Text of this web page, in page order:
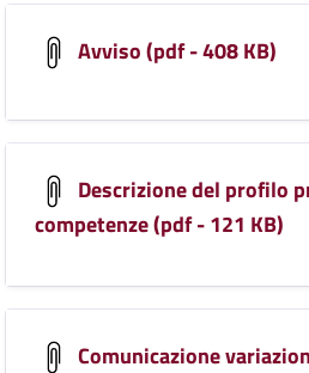
Avviso (pdf - 408 KB)
Descrizione del profilo
competenze (pdf - 121 KB)
Comunicazione